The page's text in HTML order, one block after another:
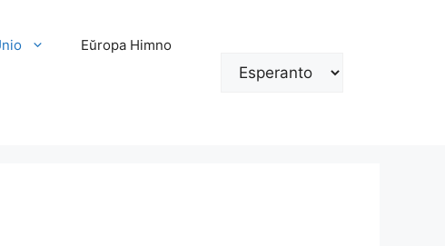
Eŭropa Himno
Elekti
lingvon